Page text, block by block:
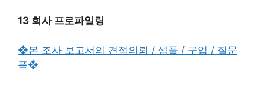
13 회사 프로파일링
❖본 조사 보고서의 견적의뢰 / 샘플 / 구입 / 질문
폼❖